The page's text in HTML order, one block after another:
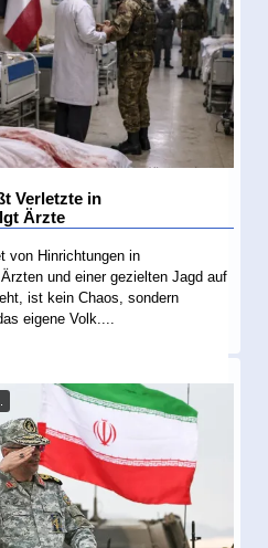
Verletzte in
Ärzte
von Hinrichtungen in
und einer gezielten Jagd auf
ist kein Chaos, sondern
eigene Volk....